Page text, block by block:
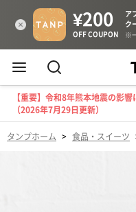
【重要】令和8年熊本地震の影
（2026年7月29日更新）
タンプホーム > 食品・スイーツ